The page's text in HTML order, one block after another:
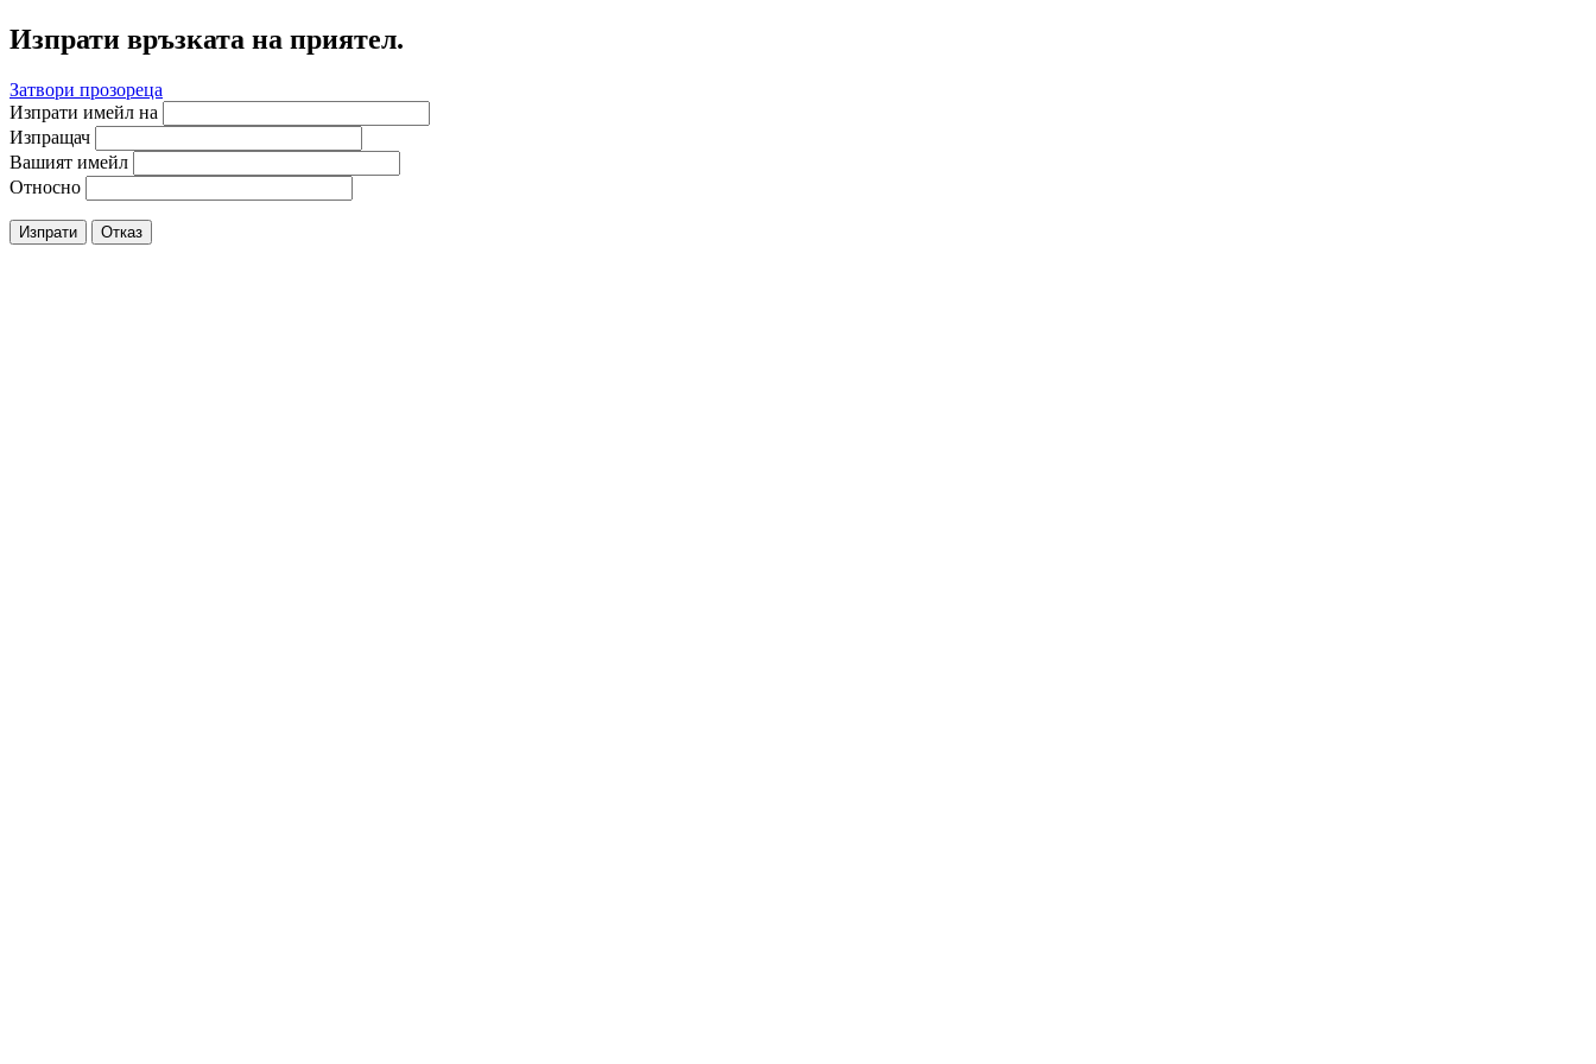
Изпрати връзката на приятел.
Затвори прозореца
Изпрати имейл на
Изпращач
Вашият имейл
Относно
Изпрати Отказ